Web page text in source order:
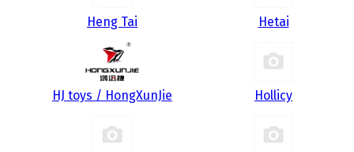
Heng Tai Hetai
HJ toys / HongXunJie Hollicy